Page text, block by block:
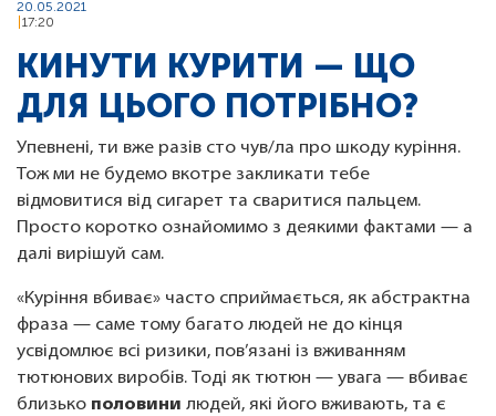
20.05.2021
17:20
КИНУТИ КУРИТИ — ЩО
ДЛЯ ЦЬОГО ПОТРІБНО?
Упевнені, ти вже разів сто чув/ла про шкоду куріння.
Тож ми не будемо вкотре закликати тебе
відмовитися від сигарет та сваритися пальцем.
Просто коротко ознайомимо з деякими фактами — а
далі вирішуй сам.
«Куріння вбиває» часто сприймається, як абстрактна
фраза — саме тому багато людей не до кінця
усвідомлює всі ризики, пов’язані із вживанням
тютюнових виробів. Тоді як тютюн — увага — вбиває
близько половини людей, які його вживають, та є